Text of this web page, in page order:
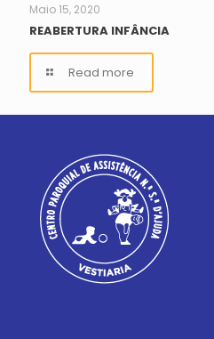
Maio 15, 2020
REABERTURA INFÂNCIA
Read more